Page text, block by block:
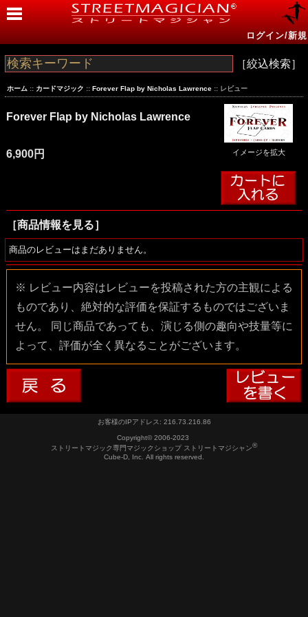
ログイン/新規
［絞込検索］
ホーム :: カードマジック :: Forever Flap by Nicholas Lawrence :: レビュー
Forever Flap by Nicholas Lawrence
6,900円 イメージを拡大
［商品情報を見る］
商品のレビューはまだありません。
※ レビュー内容はレビューを投稿された方の主観による
ものであり、絶対的な評価を保証するものではございま
せん。 同じ商品であっても、演じる側の趣向や技量等に
よって、評価が全く異なることがございます。
お客様のIPアドレス: 216.73.216.86
Copyright© 2006-2023
ストリートマジック専門マジックショップ ストリートマジシャン®
Cube-D, Inc. All rights reserved.